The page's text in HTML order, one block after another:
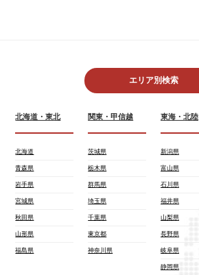
エリア別検索
北海道・東北
北海道
青森県
岩手県
宮城県
秋田県
山形県
福島県
関東・甲信越
茨城県
栃木県
群馬県
埼玉県
千葉県
東京都
神奈川県
東海・北陸
新潟県
富山県
石川県
福井県
山梨県
長野県
岐阜県
静岡県